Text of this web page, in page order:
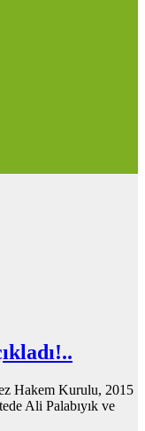
Hakem Kurulu, 2015
Ali Palabıyık ve